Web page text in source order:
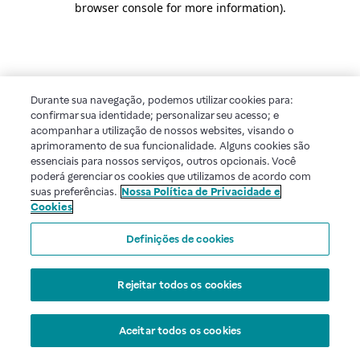
browser console for more information).
Durante sua navegação, podemos utilizar cookies para:
confirmar sua identidade; personalizar seu acesso; e
acompanhar a utilização de nossos websites, visando o
aprimoramento de sua funcionalidade. Alguns cookies são
essenciais para nossos serviços, outros opcionais. Você
poderá gerenciar os cookies que utilizamos de acordo com
suas preferências. Nossa Política de Privacidade e
Cookies
Definições de cookies
Rejeitar todos os cookies
Aceitar todos os cookies